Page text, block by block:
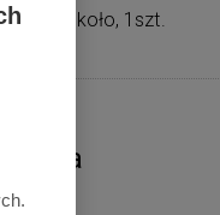
koło, 1szt.